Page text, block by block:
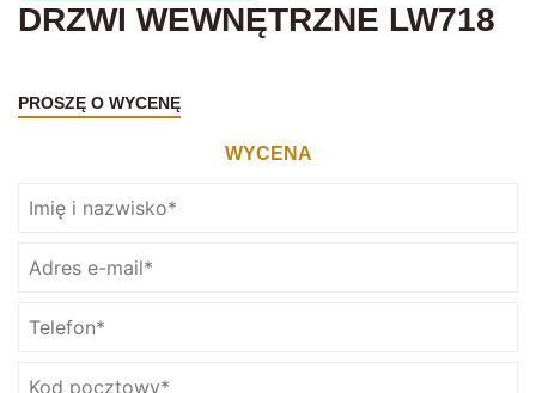
DRZWI WEWNĘTRZNE LW718
PROSZĘ O WYCENĘ
WYCENA